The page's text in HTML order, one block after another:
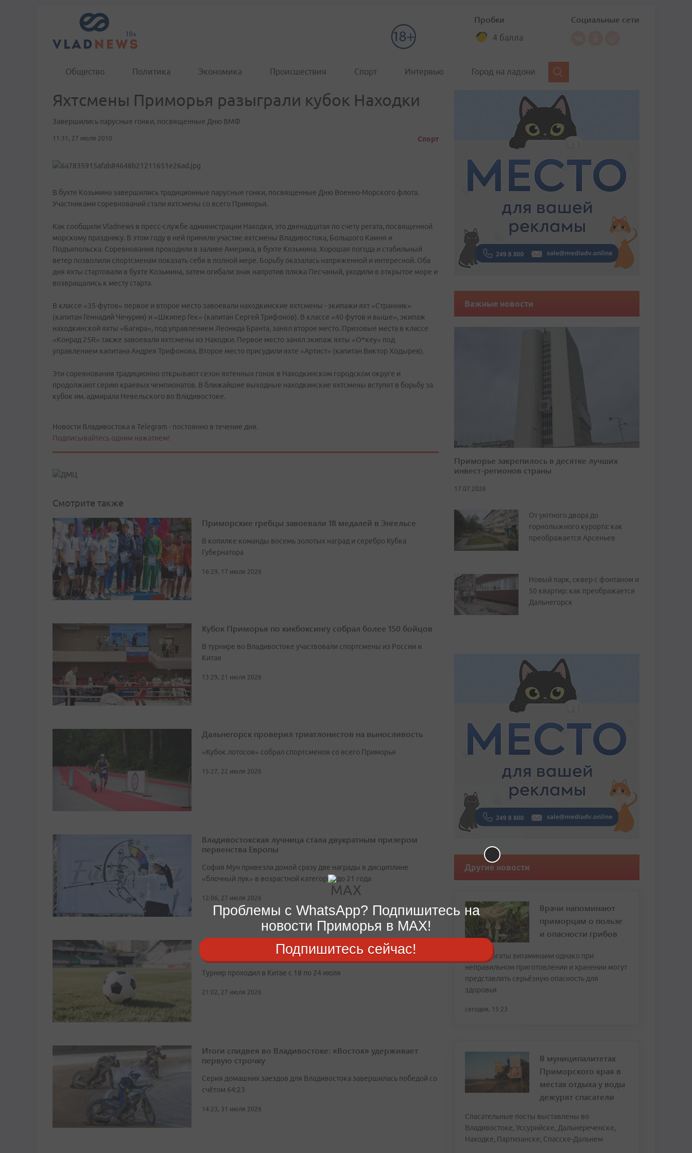
Пробки
4 балла
Социальные сети
Общество Политика Экономика Происшествия Спорт Интервью Город на ладони
Яхтсмены Приморья разыграли кубок Находки
Завершились парусные гонки, посвященные Дню ВМФ
11:31, 27 июля 2010 Спорт
В бухте Козьмина завершились традиционные парусные гонки, посвященные Дню Военно-Морского флота.
Участниками соревнований стали яхтсмены со всего Приморья.
Как сообщили Vladnews в пресс-службе администрации Находки, это двенадцатая по счету регата, посвященной
морскому празднику. В этом году в ней приняли участие яхтсмены Владивостока, Большого Камня и
Подъяпольска. Соревнования проходили в заливе Америка, в бухте Козьмина. Хорошая погода и стабильный
ветер позволили спортсменам показать себя в полной мере. Борьбу оказалась напряженной и интересной. Оба
дня яхты стартовали в бухте Козьмина, затем огибали знак напротив пляжа Песчаный, уходили в открытое море и
возвращались к месту старта.
В классе «35-футов» первое и второе место завоевали находкинские яхтсмены - экипажи яхт «Странник»
(капитан Геннадий Чечурин) и «Шкипер Гек» (капитан Сергей Трифонов). В классе «40 футов и выше», экипаж
находкинской яхты «Багира», под управлением Леонида Бранта, занял второе место. Призовые места в классе
«Конрад 25R» также завоевали яхтсмены из Находки. Первое место занял экипаж яхты «О*кеу» под
управлением капитана Андрея Трифонова. Второе место присудили яхте «Артист» (капитан Виктор Ходырев).
Эти соревнования традиционно открывают сезон яхтенных гонок в Находкинском городском округе и
продолжают серию краевых чемпионатов. В ближайшие выходные находкинские яхтсмены вступят в борьбу за
кубок им. адмирала Невельского во Владивостоке.
Новости Владивостока в Telegram - постоянно в течение дня.
Подписывайтесь одним нажатием!
Смотрите также
Приморские гребцы завоевали 18 медалей в Энгельсе
В копилке команды восемь золотых наград и серебро Кубка
Губернатора
16:29, 17 июля 2026
Кубок Приморья по кикбоксингу собрал более 150 бойцов
В турнире во Владивостоке участвовали спортсмены из России и
Китая
13:29, 21 июля 2026
Дальнегорск проверил триатлонистов на выносливость
«Кубок лотосов» собрал спортсменов со всего Приморья
15:27, 22 июля 2026
Владивостокская лучница стала двукратным призером
первенства Европы
София Мун привезла домой сразу две награды в дисциплине
«блочный лук» в возрастной категории до 21 года
12:06, 27 июля 2026
Владивостокские футболисты одержали 10 побед из 10 на
международном турнире
Турнир проходил в Китае с 18 по 24 июля
21:02, 27 июля 2026
Итоги спидвея во Владивостоке: «Восток» удерживает
первую строчку
Серия домашних заездов для Владивостока завершилась победой со
счётом 64:23
14:23, 31 июля 2026
Важные новости
Приморье закрепилось в десятке лучших
инвест-регионов страны
17.07.2026
От уютного двора до
горнолыжного курорта: как
преображается Арсеньев
Новый парк, сквер с фонтаном и
50 квартир: как преображается
Дальнегорск
Другие новости
Врачи напоминают
приморцам о пользе
и опасности грибов
Грибы богаты витаминами однако при
неправильном приготовлении и хранении могут
представлять серьёзную опасность для
здоровья
сегодня, 15:23
В муниципалитетах
Приморского края в
местах отдыха у воды
дежурят спасатели
Спасательные посты выставлены во
Владивостоке, Уссурийске, Дальнереченске,
Находке, Партизанске, Спасске-Дальнем
Проблемы с WhatsApp? Подпишитесь на
новости Приморья в MAX!
Подпишитесь сейчас!